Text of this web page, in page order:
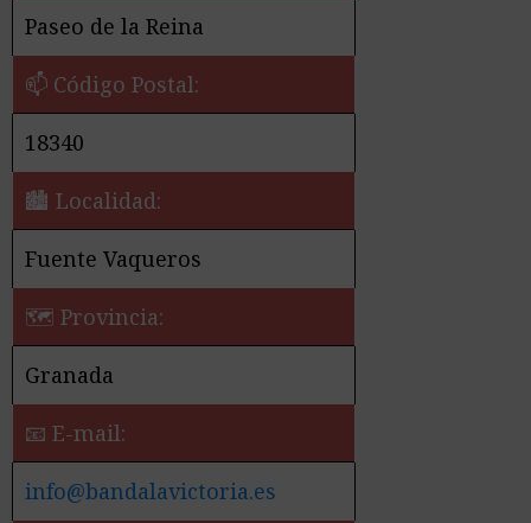
Paseo de la Reina
📫 Código Postal:
18340
🏙️ Localidad:
Fuente Vaqueros
🗺 Provincia:
Granada
📧 E-mail:
info@bandalavictoria.es